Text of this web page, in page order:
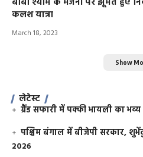
कलश यात्रा
March 18, 2023
Show
लेटेस्ट
ग्रैंड सफारी में पक्की भायली का
पश्चिम बंगाल में बीजेपी सरकार,
2026